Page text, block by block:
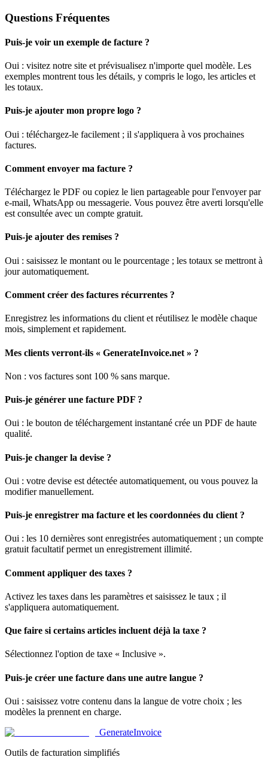
Questions Fréquentes
Puis-je voir un exemple de facture ?
Oui : visitez notre site et prévisualisez n'importe quel modèle. Les
exemples montrent tous les détails, y compris le logo, les articles et
les totaux.
Puis-je ajouter mon propre logo ?
Oui : téléchargez-le facilement ; il s'appliquera à vos prochaines
factures.
Comment envoyer ma facture ?
Téléchargez le PDF ou copiez le lien partageable pour l'envoyer par
e-mail, WhatsApp ou messagerie. Vous pouvez être averti lorsqu'elle
est consultée avec un compte gratuit.
Puis-je ajouter des remises ?
Oui : saisissez le montant ou le pourcentage ; les totaux se mettront à
jour automatiquement.
Comment créer des factures récurrentes ?
Enregistrez les informations du client et réutilisez le modèle chaque
mois, simplement et rapidement.
Mes clients verront-ils « GenerateInvoice.net » ?
Non : vos factures sont 100 % sans marque.
Puis-je générer une facture PDF ?
Oui : le bouton de téléchargement instantané crée un PDF de haute
qualité.
Puis-je changer la devise ?
Oui : votre devise est détectée automatiquement, ou vous pouvez la
modifier manuellement.
Puis-je enregistrer ma facture et les coordonnées du client ?
Oui : les 10 dernières sont enregistrées automatiquement ; un compte
gratuit facultatif permet un enregistrement illimité.
Comment appliquer des taxes ?
Activez les taxes dans les paramètres et saisissez le taux ; il
s'appliquera automatiquement.
Que faire si certains articles incluent déjà la taxe ?
Sélectionnez l'option de taxe « Inclusive ».
Puis-je créer une facture dans une autre langue ?
Oui : saisissez votre contenu dans la langue de votre choix ; les
modèles la prennent en charge.
GenerateInvoice
Outils de facturation simplifiés